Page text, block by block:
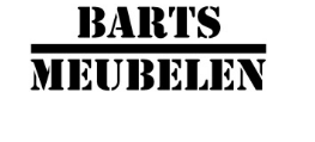
Doorgaan
naar
inhoud